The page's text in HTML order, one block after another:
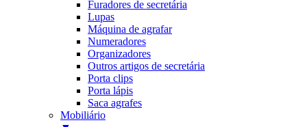
Furadores de secretária
Lupas
Máquina de agrafar
Numeradores
Organizadores
Outros artigos de secretária
Porta clips
Porta lápis
Saca agrafes
Mobiliário